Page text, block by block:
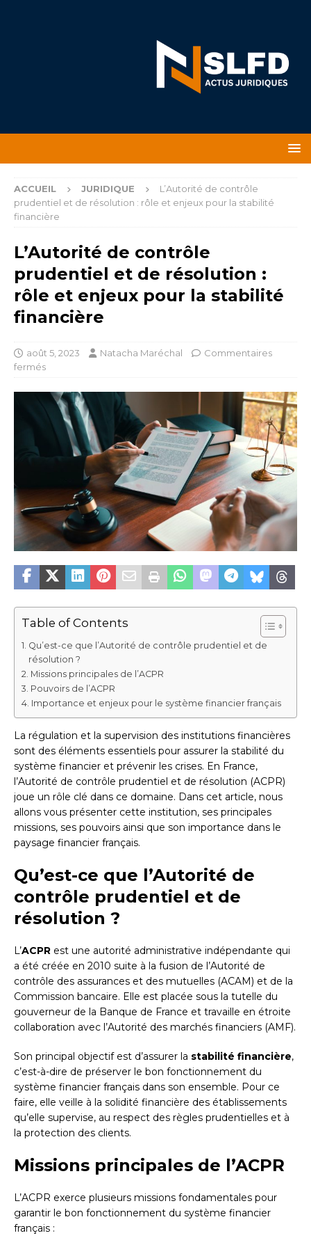
ACCUEIL JURIDIQUE
L’Autorité de contrôle
prudentiel et de résolution : rôle et enjeux pour la stabilité
financière
L’Autorité de contrôle
prudentiel et de résolution :
rôle et enjeux pour la stabilité
financière
août 5, 2023 Natacha Maréchal
Commentaires
fermés
Table of Contents
Qu’est-ce que l’Autorité de contrôle prudentiel et de
résolution ?
Missions principales de l’ACPR
Pouvoirs de l’ACPR
Importance et enjeux pour le système financier français
La régulation et la supervision des institutions financières
sont des éléments essentiels pour assurer la stabilité du
système financier et prévenir les crises. En France,
l’Autorité de contrôle prudentiel et de résolution (ACPR)
joue un rôle clé dans ce domaine. Dans cet article, nous
allons vous présenter cette institution, ses principales
missions, ses pouvoirs ainsi que son importance dans le
paysage financier français.
Qu’est-ce que l’Autorité de
contrôle prudentiel et de
résolution ?
L’ACPR est une autorité administrative indépendante qui
a été créée en 2010 suite à la fusion de l’Autorité de
contrôle des assurances et des mutuelles (ACAM) et de la
Commission bancaire. Elle est placée sous la tutelle du
gouverneur de la Banque de France et travaille en étroite
collaboration avec l’Autorité des marchés financiers (AMF).
Son principal objectif est d’assurer la stabilité financière,
c’est-à-dire de préserver le bon fonctionnement du
système financier français dans son ensemble. Pour ce
faire, elle veille à la solidité financière des établissements
qu’elle supervise, au respect des règles prudentielles et à
la protection des clients.
Missions principales de l’ACPR
L’ACPR exerce plusieurs missions fondamentales pour
garantir le bon fonctionnement du système financier
français :